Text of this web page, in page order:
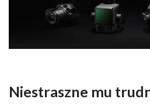
Niestraszne mu